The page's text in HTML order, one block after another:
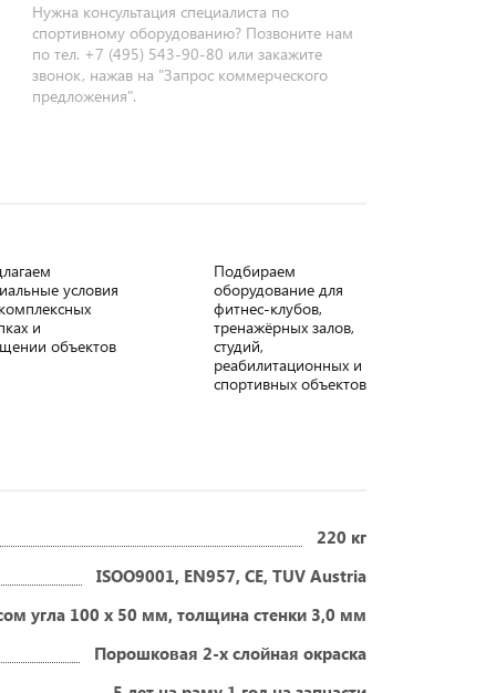
Нужна консультация специалиста по
спортивному оборудованию? Позвоните нам
по тел. +7 (495) 543-90-80 или закажите
звонок, нажав на "Запрос коммерческого
предложения".
условия
и
объектов
Подбираем
оборудование для
фитнес-клубов,
тренажёрных залов,
студий,
реабилитационных и
спортивных объектов
220 кг
ISOO9001, EN957, CE, TUV Austria
угла 100 х 50 мм, толщина стенки 3,0 мм
Порошковая 2-х слойная окраска